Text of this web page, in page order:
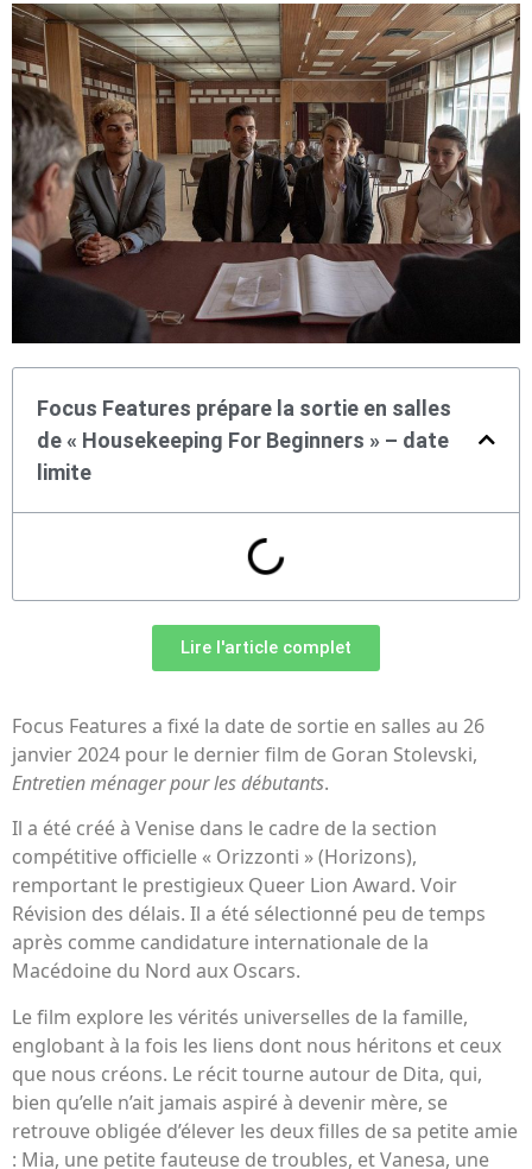
Focus Features prépare la sortie en salles
de « Housekeeping For Beginners » – date
limite
Lire l'article complet
Focus Features a fixé la date de sortie en salles au 26
janvier 2024 pour le dernier film de Goran Stolevski,
Entretien ménager pour les débutants.
Il a été créé à Venise dans le cadre de la section
compétitive officielle « Orizzonti » (Horizons),
remportant le prestigieux Queer Lion Award. Voir
Révision des délais. Il a été sélectionné peu de temps
après comme candidature internationale de la
Macédoine du Nord aux Oscars.
Le film explore les vérités universelles de la famille,
englobant à la fois les liens dont nous héritons et ceux
que nous créons. Le récit tourne autour de Dita, qui,
bien qu’elle n’ait jamais aspiré à devenir mère, se
retrouve obligée d’élever les deux filles de sa petite amie
: Mia, une petite fauteuse de troubles, et Vanesa, une